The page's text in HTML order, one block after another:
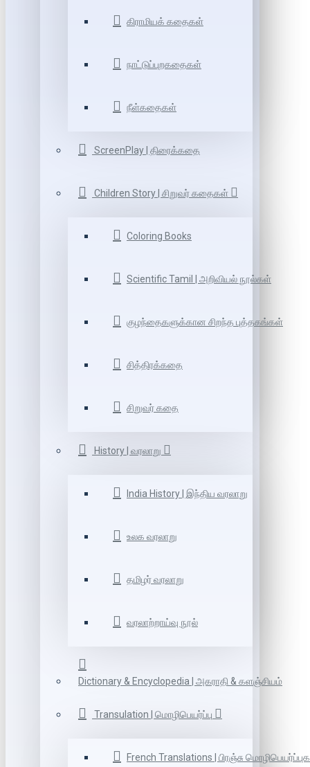
கிராமியக் கதைகள்
நாட்டுப்புறகதைகள்
நீள்கதைகள்
ScreenPlay | திரைக்கதை
Children Story | சிறுவர் கதைகள்
Coloring Books
Scientific Tamil | அறிவியல் நூல்கள்
குழந்தைகளுக்கான சிறந்த புத்தகங்கள்
சித்திரக்கதை
சிறுவர் கதை
History | வரலாறு
India History | இந்திய வரலாறு
உலக வரலாறு
தமிழர் வரலாறு
வரலாற்றாய்வு நூல்
Dictionary & Encyclopedia | அகராதி & களஞ்சியம்
Transulation | மொழிபெயர்ப்பு
French Translations | பிரஞ்சு